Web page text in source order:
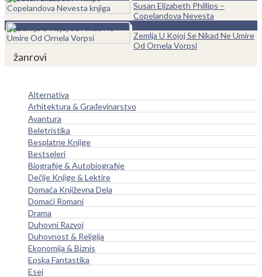
Susan Elizabeth Phillips –
Copelandova Nevesta
Zemlja U Kojoj Se Nikad Ne Umire
Od Ornela Vorpsi
žanrovi
Alternativa
Arhitektura & Građevinarstvo
Avantura
Beletristika
Besplatne Knjige
Bestseleri
Biografije & Autobiografije
Dečije Knjige & Lektire
Domaća Književna Dela
Domaći Romani
Drama
Duhovni Razvoj
Duhovnost & Religija
Ekonomija & Biznis
Epska Fantastika
Esej